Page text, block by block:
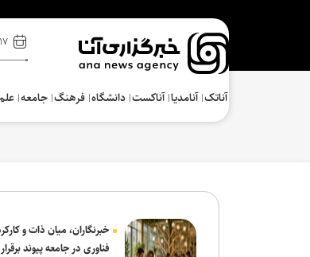
۱۷ مرداد ۱۴۰۵
آناتک آنامدیا آناکست دانشگاه فرهنگ‌ جامعه
خبرنگاران، میان ذات و
فناوری در جامعه پیوند برقرار